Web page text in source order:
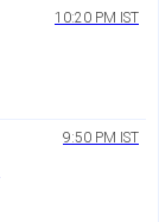
10:20 PM IST
9:50 PM IST